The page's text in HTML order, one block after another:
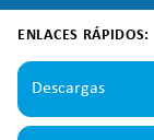
ENLACES RÁPIDOS:
Descargas